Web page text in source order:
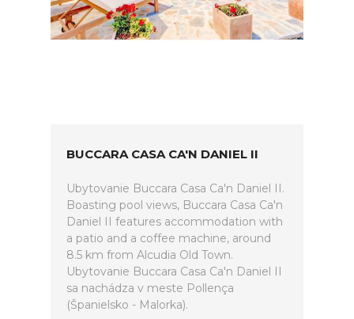
BUCCARA CASA CA'N DANIEL II
Ubytovanie Buccara Casa Ca'n Daniel II.
Boasting pool views, Buccara Casa Ca'n
Daniel II features accommodation with
a patio and a coffee machine, around
8.5 km from Alcudia Old Town.
Ubytovanie Buccara Casa Ca'n Daniel II
sa nachádza v meste Pollença
(Španielsko - Malorka).